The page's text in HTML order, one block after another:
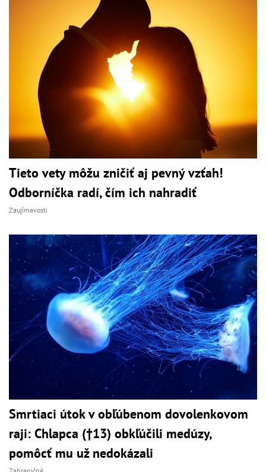
Tieto vety môžu zničiť aj pevný vzťah!
Odborníčka radí, čím ich nahradiť
Zaujímavosti
Smrtiaci útok v obľúbenom dovolenkovom
raji: Chlapca (†13) obkľúčili medúzy,
pomôcť mu už nedokázali